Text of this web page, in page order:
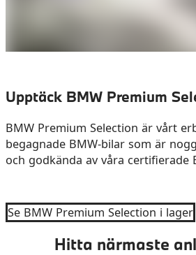
Upptäck BMW Premium
BMW Premium Selection är vårt
begagnade BMW-bilar som är
och godkända av våra certifierade
Se BMW Premium Selection i lager
Hitta närmaste